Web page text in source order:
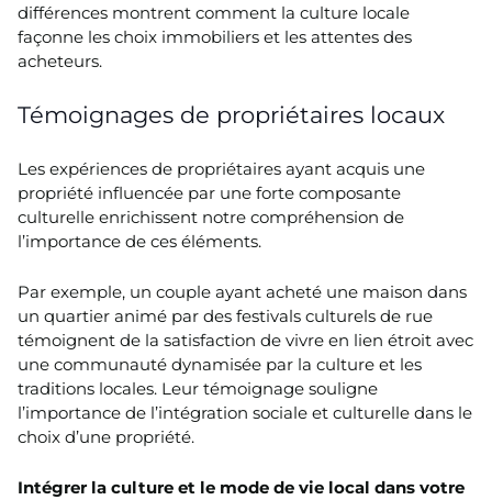
différences montrent comment la culture locale
façonne les choix immobiliers et les attentes des
acheteurs.
Témoignages de propriétaires locaux
Les expériences de propriétaires ayant acquis une
propriété influencée par une forte composante
culturelle enrichissent notre compréhension de
l’importance de ces éléments.
Par exemple, un couple ayant acheté une maison dans
un quartier animé par des festivals culturels de rue
témoignent de la satisfaction de vivre en lien étroit avec
une communauté dynamisée par la culture et les
traditions locales. Leur témoignage souligne
l’importance de l’intégration sociale et culturelle dans le
choix d’une propriété.
Intégrer la culture et le mode de vie local dans votre